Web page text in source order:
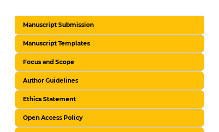
Manuscript Submission
Manuscript Templates
Focus and Scope
Author Guidelines
Ethics Statement
Open Access Policy